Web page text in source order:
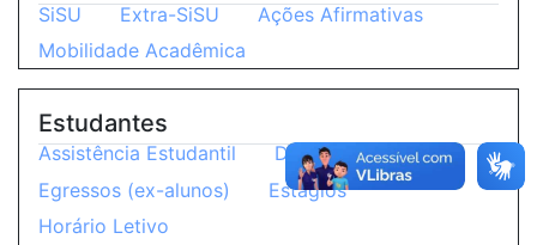
SiSU Extra-SiSU
Ações Afirmativas
Mobilidade Acadêmica
Estudantes
Assistência Estudantil DRCA
Editais
Egressos (ex-alunos)
Estágios
Horário Letivo